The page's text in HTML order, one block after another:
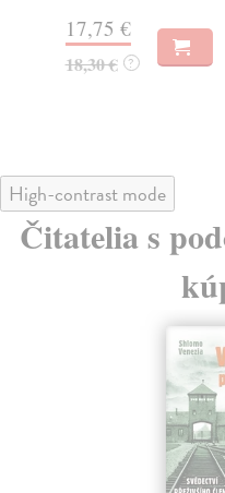
17,75 €
18,30 € ?
High-contrast mode
Čitatelia s